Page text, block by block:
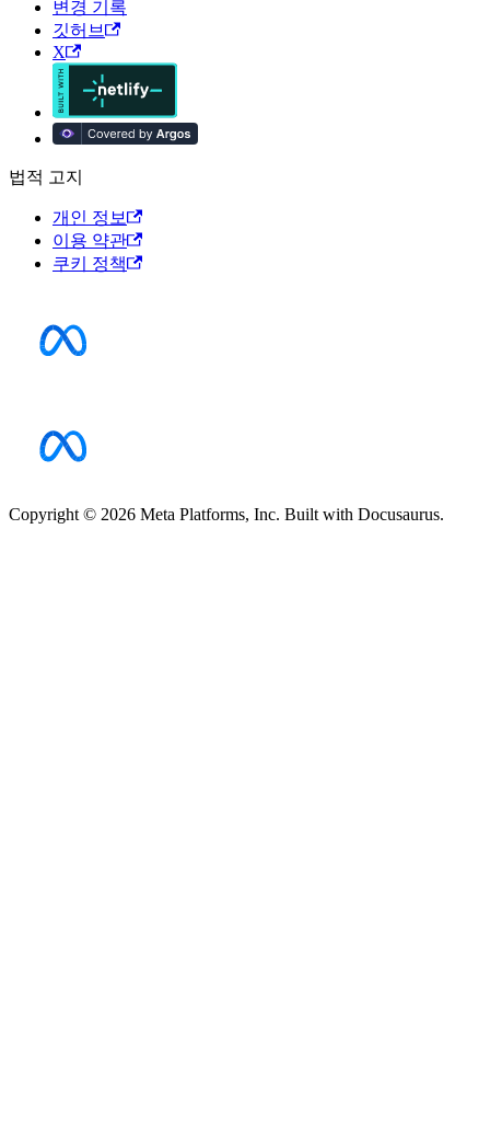
변경 기록
깃허브
X
법적 고지
개인 정보
이용 약관
쿠키 정책
Copyright © 2026 Meta Platforms, Inc. Built with Docusaurus.